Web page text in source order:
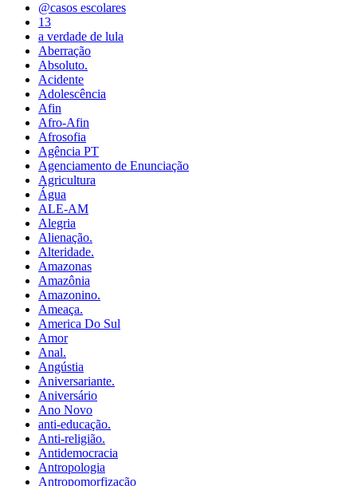
@casos escolares
13
a verdade de lula
Aberração
Absoluto.
Acidente
Adolescência
Afin
Afro-Afin
Afrosofia
Agência PT
Agenciamento de Enunciação
Agricultura
Água
ALE-AM
Alegria
Alienação.
Alteridade.
Amazonas
Amazônia
Amazonino.
Ameaça.
America Do Sul
Amor
Anal.
Angústia
Aniversariante.
Aniversário
Ano Novo
anti-educação.
Anti-religião.
Antidemocracia
Antropologia
Antropomorfização